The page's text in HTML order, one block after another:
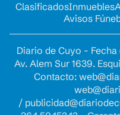
ClasificadosInmuebles
Avisos
Diario de Cuyo -
Av. Alem Sur 1639.
Contacto:
/